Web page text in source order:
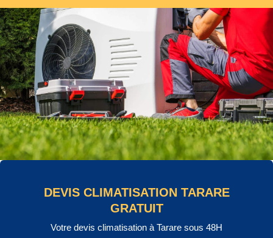
DEVIS CLIMATISATION TARARE
GRATUIT
Votre devis climatisation à Tarare sous 48H